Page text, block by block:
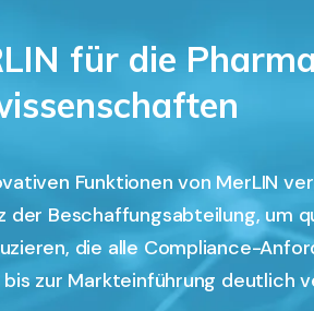
für die
Funktionen von MerLIN
der Beschaffungsabteilung, um
die alle Compliance-
zur Markteinführung deutlich